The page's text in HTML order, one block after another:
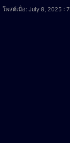
โพสต์เมื่อ: July 8, 2025 :